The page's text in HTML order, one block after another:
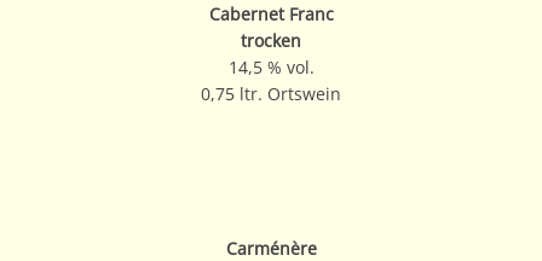
Cabernet Franc
trocken
14,5 % vol.
0,75 ltr. Ortswein
Carménère